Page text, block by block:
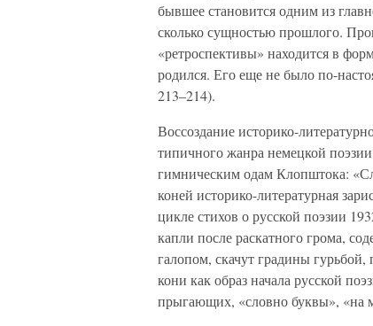
бывшее становится одним из
сколько сущностью прошлого.
«ретроспективы» находится в
родился. Его еще не было по-
213–214).
Воссоздание историко-
типичного жанра немецкой
гимническим одам Клопштока:
коней историко-литературная
цикле стихов о русской поэзии
капли после раскатного грома,
галопом, скачут градины
кони как образ начала русской
прыгающих, «словно буквы», «на